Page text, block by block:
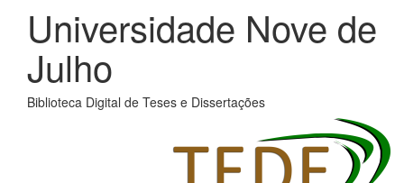
Universidade Nove de
Julho
Biblioteca Digital de Teses e Dissertações